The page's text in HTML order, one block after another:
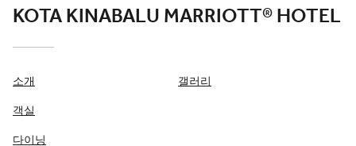
KOTA KINABALU MARRIOTT® HOTEL
소개
객실
다이닝
갤러리